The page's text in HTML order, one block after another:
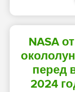
NASA
перед
2024